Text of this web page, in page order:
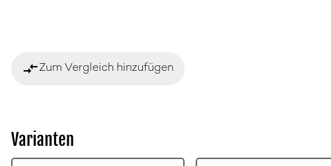
compare_arrowsZum Vergleich hinzufügen
Varianten